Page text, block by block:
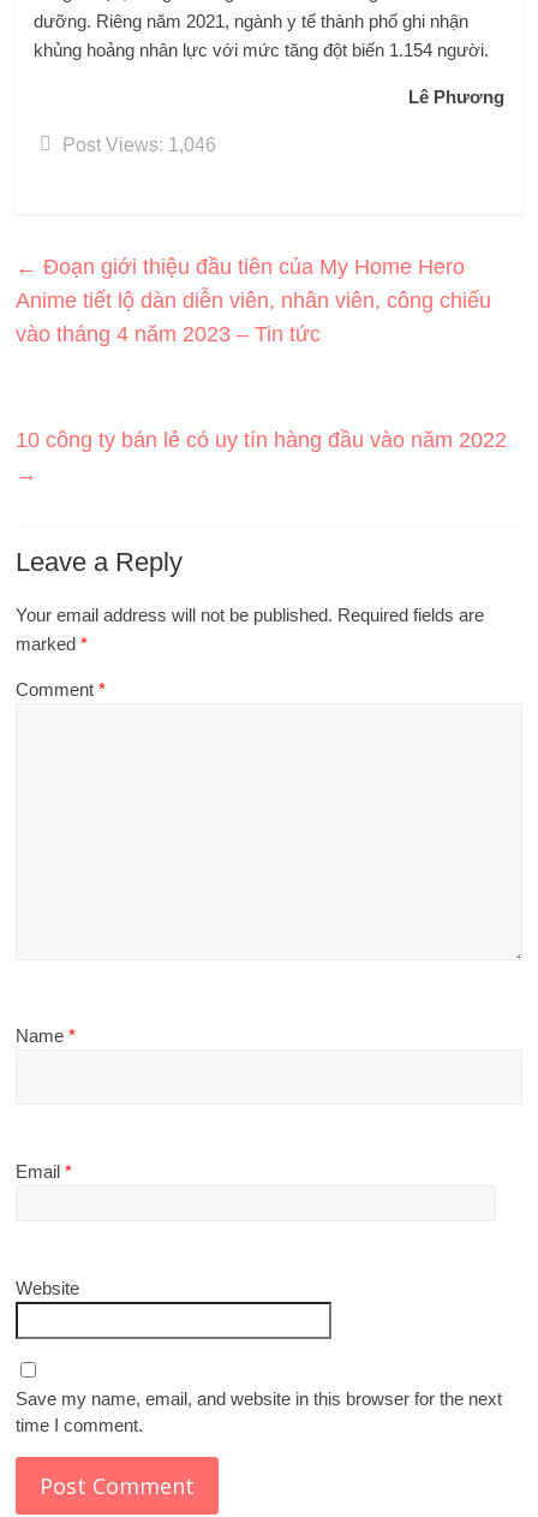
dưỡng. Riêng năm 2021, ngành y tế thành phố ghi nhận
khủng hoảng nhân lực với mức tăng đột biến 1.154 người.
Lê Phương
Post Views: 1,046
← Đoạn giới thiệu đầu tiên của My Home Hero
Anime tiết lộ dàn diễn viên, nhân viên, công chiếu
vào tháng 4 năm 2023 – Tin tức
10 công ty bán lẻ có uy tín hàng đầu vào năm 2022
→
Leave a Reply
Your email address will not be published. Required fields are
marked*
Comment*
Name*
Email*
Website
Save my name, email, and website in this browser for the next
time I comment.